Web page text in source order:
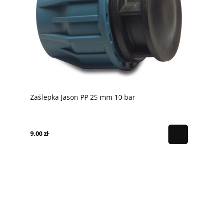
Zaślepka Jason PP 25 mm 10 bar
9,00 zł